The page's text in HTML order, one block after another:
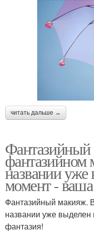
читать дальше →
фантазийном
названии
момент -
Фантазийный макияж.
названии уже
фантазия!